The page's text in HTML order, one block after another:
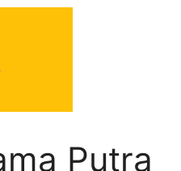
Putra